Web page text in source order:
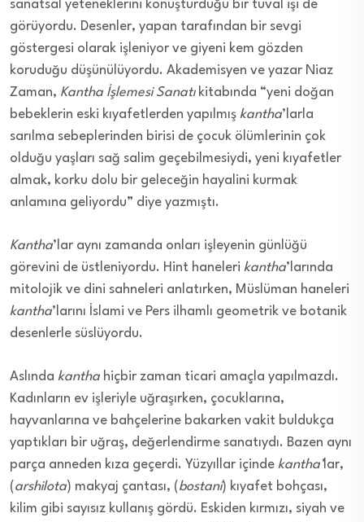
sanatsal yeteneklerini konuşturduğu bir tuval işi de
görüyordu. Desenler, yapan tarafından bir sevgi
göstergesi olarak işleniyor ve giyeni kem gözden
koruduğu düşünülüyordu. Akademisyen ve yazar Niaz
Zaman, Kantha İşlemesi Sanatıkitabında “yeni doğan
bebeklerin eski kıyafetlerden yapılmış kantha’larla
sarılma sebeplerinden birisi de çocuk ölümlerinin çok
olduğu yaşları sağ salim geçebilmesiydi, yeni kıyafetler
almak, korku dolu bir geleceğin hayalini kurmak
anlamına geliyordu” diye yazmıştı.
Kantha’lar aynı zamanda onları işleyenin günlüğü
görevini de üstleniyordu. Hint haneleri kantha’larında
mitolojik ve dini sahneleri anlatırken, Müslüman haneleri
kantha’larını İslami ve Pers ilhamlı geometrik ve botanik
desenlerle süslüyordu.
Aslında kantha hiçbir zaman ticari amaçla yapılmazdı.
Kadınların ev işleriyle uğraşırken, çocuklarına,
hayvanlarına ve bahçelerine bakarken vakit buldukça
yaptıkları bir uğraş, değerlendirme sanatıydı. Bazen aynı
parça anneden kıza geçerdi. Yüzyıllar içinde kantha’lar,
(arshilota) makyaj çantası, (bostani) kıyafet bohçası,
kilim gibi sayısız kullanış gördü. Eskiden kırmızı, siyah ve